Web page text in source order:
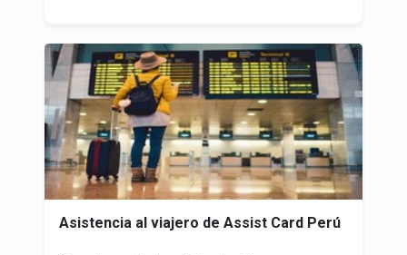
Asistencia al viajero de Assist Card Perú